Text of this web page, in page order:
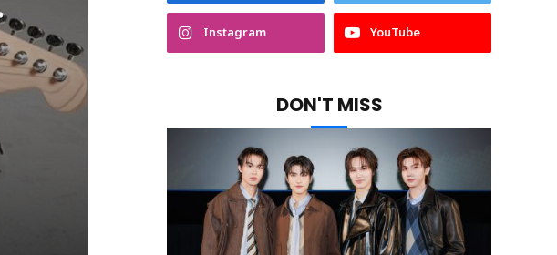
Instagram YouTube
DON'T MISS